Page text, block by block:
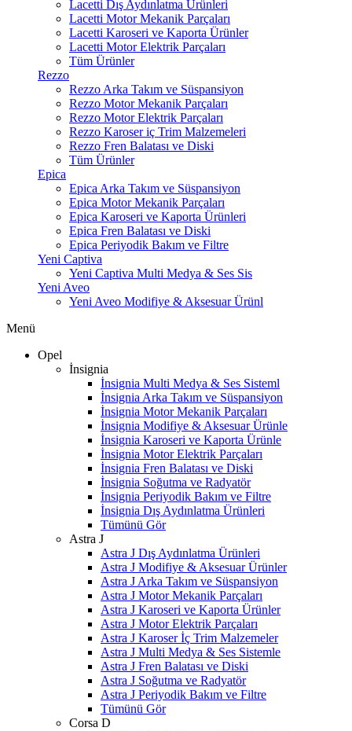
Lacetti Dış Aydınlatma Ürünleri
Lacetti Motor Mekanik Parçaları
Lacetti Karoseri ve Kaporta Ürünler
Lacetti Motor Elektrik Parçaları
Tüm Ürünler
Rezzo
Rezzo Arka Takım ve Süspansiyon
Rezzo Motor Mekanik Parçaları
Rezzo Motor Elektrik Parçaları
Rezzo Karoser iç Trim Malzemeleri
Rezzo Fren Balatası ve Diski
Tüm Ürünler
Epica
Epica Arka Takım ve Süspansiyon
Epica Motor Mekanik Parçaları
Epica Karoseri ve Kaporta Ürünleri
Epica Fren Balatası ve Diski
Epica Periyodik Bakım ve Filtre
Yeni Captiva
Yeni Captiva Multi Medya & Ses Sis
Yeni Aveo
Yeni Aveo Modifiye & Aksesuar Ürünl
Menü
Opel
İnsignia
İnsignia Multi Medya & Ses Sisteml
İnsignia Arka Takım ve Süspansiyon
İnsignia Motor Mekanik Parçaları
İnsignia Modifiye & Aksesuar Ürünle
İnsignia Karoseri ve Kaporta Ürünle
İnsignia Motor Elektrik Parçaları
İnsignia Fren Balatası ve Diski
İnsignia Soğutma ve Radyatör
İnsignia Periyodik Bakım ve Filtre
İnsignia Dış Aydınlatma Ürünleri
Tümünü Gör
Astra J
Astra J Dış Aydınlatma Ürünleri
Astra J Modifiye & Aksesuar Ürünler
Astra J Arka Takım ve Süspansiyon
Astra J Motor Mekanik Parçaları
Astra J Karoseri ve Kaporta Ürünler
Astra J Motor Elektrik Parçaları
Astra J Karoser İç Trim Malzemeler
Astra J Multi Medya & Ses Sistemle
Astra J Fren Balatası ve Diski
Astra J Soğutma ve Radyatör
Astra J Periyodik Bakım ve Filtre
Tümünü Gör
Corsa D